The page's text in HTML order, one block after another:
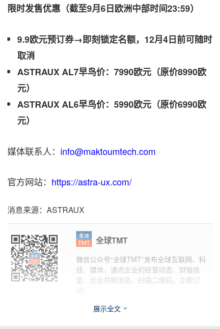
限时发售优惠（截至9月6日欧洲中部时间23:59）
9.9欧元预订券→即刻锁定名额，12月4日前可随时
取消
ASTRAUX AL7早鸟价：7990欧元（原价8990欧
元）
ASTRAUX AL6早鸟价：5990欧元（原价6990欧
元）
媒体联系人： info@maktoumtech.com
官方网站： https://astra-ux.com/
消息来源：ASTRAUX
全球TMT
微信公众号“全球TMT”发布全球互联网、科
技、媒体、通讯企业的经营动态、财报信
息、企业并购消息。扫描二维码，立即订
阅！
展示全文